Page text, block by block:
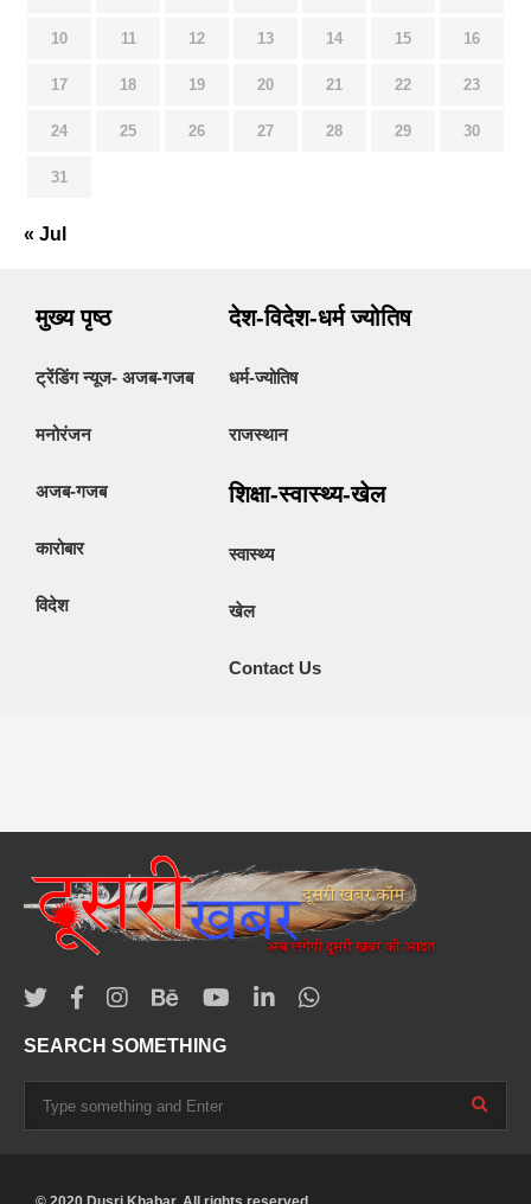
10 11 12 13 14 15 16
17 18 19 20 21 22 23
24 25 26 27 28 29 30
31
« Jul
मुख्य पृष्ठ
ट्रेंडिंग न्यूज- अजब-गजब
मनोरंजन
अजब-गजब
कारोबार
विदेश
देश-विदेश-धर्म ज्योतिष
धर्म-ज्योतिष
राजस्थान
शिक्षा-स्वास्थ्य-खेल
स्वास्थ्य
खेल
Contact Us
SEARCH SOMETHING